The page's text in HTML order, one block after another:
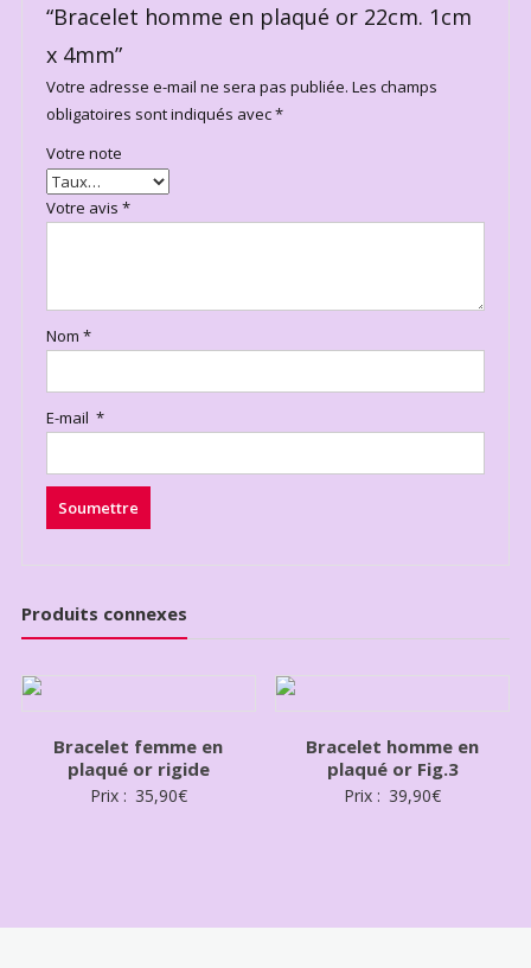
“Bracelet homme en plaqué or 22cm. 1cm
x 4mm”
Votre adresse e-mail ne sera pas publiée. Les champs
obligatoires sont indiqués avec*
Votre note
Votre avis *
Nom *
E-mail *
Produits connexes
Bracelet femme en
plaqué or rigide
Prix : 35,90€
Bracelet homme en
plaqué or Fig.3
Prix : 39,90€